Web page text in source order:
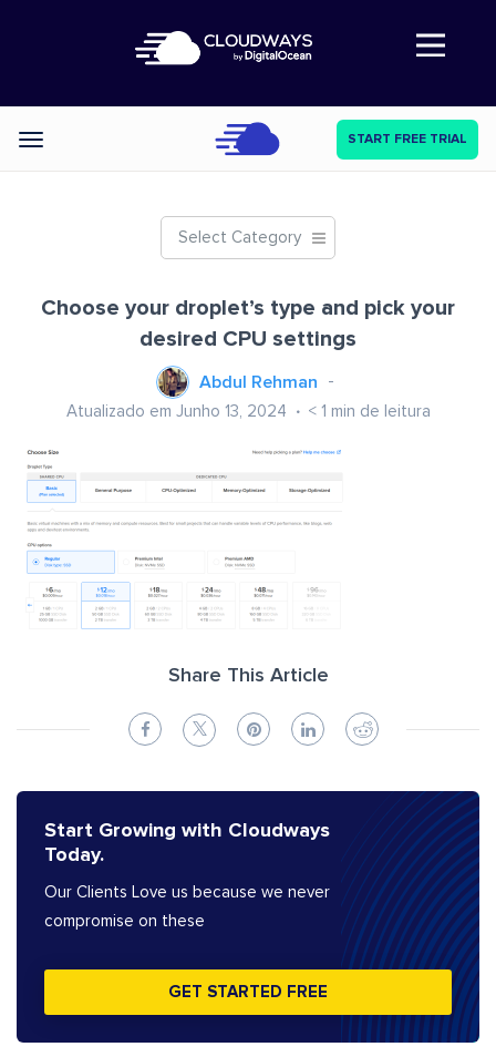
Abre a navegação
Categories START FREE TRIAL
Select Category
Choose your droplet’s type and pick your
desired CPU settings
Abdul Rehman
Atualizado em Junho 13, 2024 < 1 min de leitura
Share This Article
Start Growing with Cloudways
Today.
Our Clients Love us because we never
compromise on these
GET STARTED FREE